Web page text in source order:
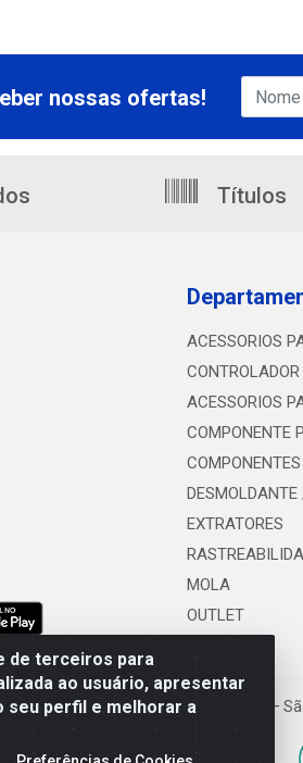
de terceiros para
ao usuário, apresentar
seu perfil e melhorar a
nossas ofertas!
Títulos
ACESSORIOS
ACESSORIOS
COMPONENTE
EXTRATORES
MOLA
OUTLET
Ltda - Estrada dos Casa, 4585 –